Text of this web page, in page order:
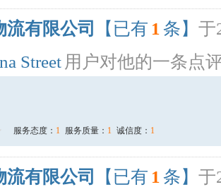
有限公司 【已有 1 条】 于
Street 用户对他的一条点
服务态度： 1 服务质量： 1 诚信度： 1
有限公司 【已有 1 条】 于